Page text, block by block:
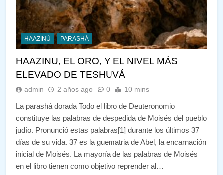
HAAZINÚ PARASHÁ
HAAZINU, EL ORO, Y EL NIVEL MÁS
ELEVADO DE TESHUVÁ
admin 2 años ago 0 10 mins
La parashá dorada Todo el libro de Deuteronomio
constituye las palabras de despedida de Moisés del pueblo
judío. Pronunció estas palabras[1] durante los últimos 37
días de su vida. 37 es la guematria de Abel, la encarnación
inicial de Moisés. La mayoría de las palabras de Moisés
en el libro tienen como objetivo reprender al…